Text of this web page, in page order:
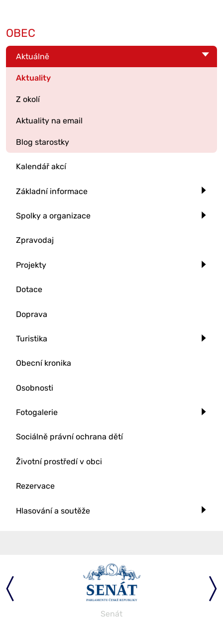
OBEC
Aktuálně
Aktuality
Z okolí
Aktuality na email
Blog starostky
Kalendář akcí
Základní informace
Spolky a organizace
Zpravodaj
Projekty
Dotace
Doprava
Turistika
Obecní kronika
Osobnosti
Fotogalerie
Sociálně právní ochrana dětí
Životní prostředí v obci
Rezervace
Hlasování a soutěže
Senát